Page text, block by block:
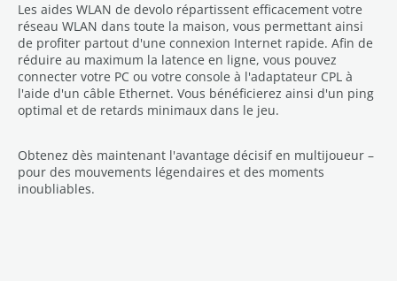
Les aides WLAN de devolo répartissent efficacement votre
réseau WLAN dans toute la maison, vous permettant ainsi
de profiter partout d'une connexion Internet rapide. Afin de
réduire au maximum la latence en ligne, vous pouvez
connecter votre PC ou votre console à l'adaptateur CPL à
l'aide d'un câble Ethernet. Vous bénéficierez ainsi d'un ping
optimal et de retards minimaux dans le jeu.
Obtenez dès maintenant l'avantage décisif en multijoueur –
pour des mouvements légendaires et des moments
inoubliables.